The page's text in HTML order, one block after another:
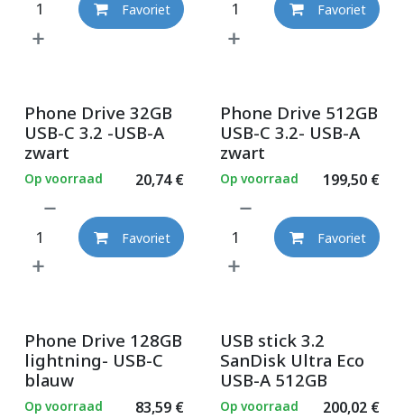
Favoriet Favoriet
Phone Drive 32GB
USB-C 3.2 -USB-A
zwart
20,74€
Op voorraad
Favoriet
Phone Drive 512GB
USB-C 3.2- USB-A
zwart
199,50€
Op voorraad
Favoriet
Phone Drive 128GB
lightning- USB-C
blauw
83,59€
Op voorraad
USB stick 3.2
SanDisk Ultra Eco
USB-A 512GB
200,02€
Op voorraad